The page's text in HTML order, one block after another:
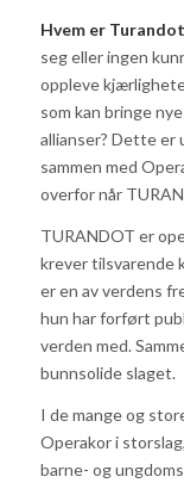
Hvem er
seg eller ingen
oppleve
som kan bringe
allianser? Dette er
sammen med
overfor når
TURANDOT er
krever tilsvarende
er en av verdens
hun har forført
verden med.
bunnsolide slaget.
I de mange og
Operakor i
barne- og